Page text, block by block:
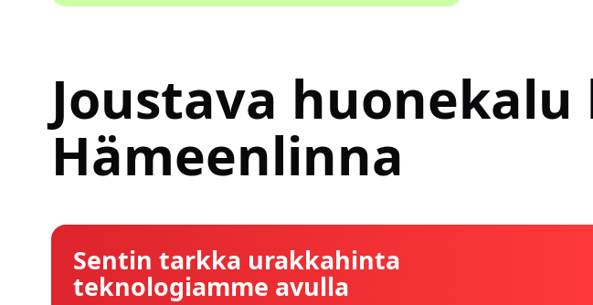
Joustava
Hämeenlinna
Sentin tarkka urakkahinta
teknologiamme avulla